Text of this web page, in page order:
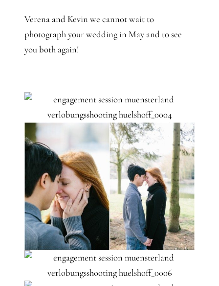
Verena and Kevin we cannot wait to
photograph your wedding in May and to see
you both again!